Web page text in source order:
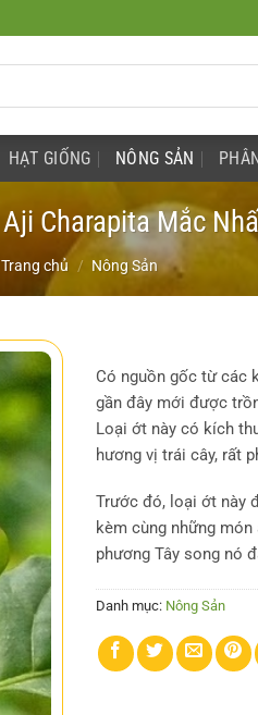
HẠT GIỐNG NÔNG SẢN
Charapita Mắc
Trang chủ / Nông Sản
Có nguồn gốc từ các
gần đây mới được
Loại ớt này có kích
hương vị trái cây, rất
Trước đó, loại ớt này
kèm cùng những
phương Tây song nó
Danh mục: Nông Sản